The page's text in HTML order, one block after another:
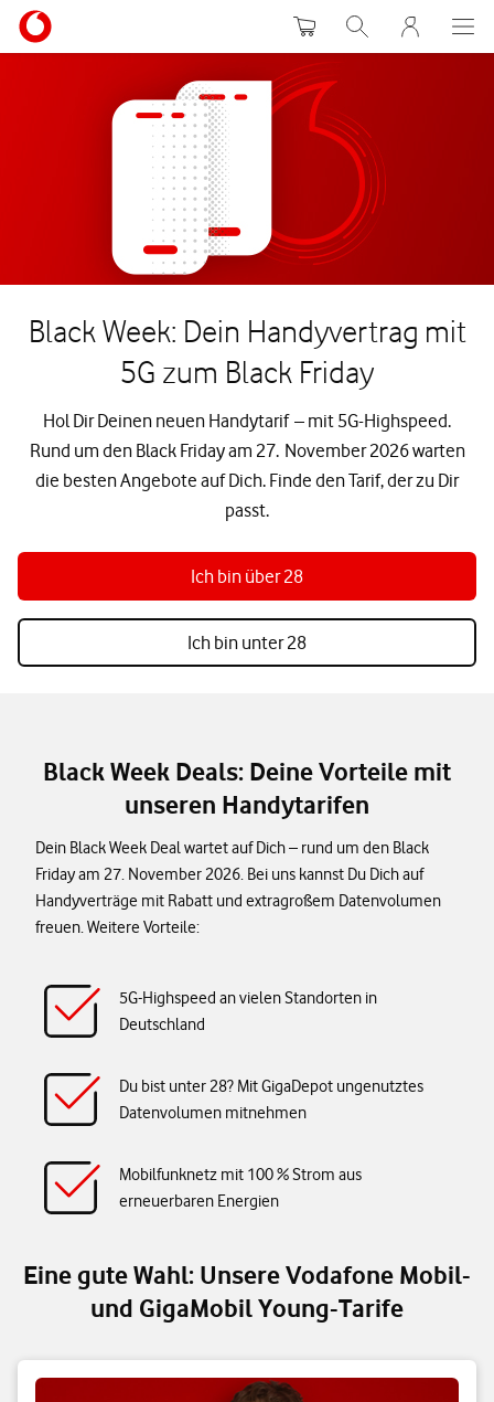
WarenkorbSuche MeinVodafone
Black Week: Dein Handyvertrag mit
5G zum Black Friday
Hol Dir Deinen neuen Handytarif – mit 5G-Highspeed.
Rund um den Black Friday am 27. November 2026 warten
die besten Angebote auf Dich. Finde den Tarif, der zu Dir
passt.
Ich bin über 28
Ich bin unter 28
Black Week Deals: Deine Vorteile mit
unseren Handytarifen
Dein Black Week Deal wartet auf Dich – rund um den Black
Friday am 27. November 2026. Bei uns kannst Du Dich auf
Handyverträge mit Rabatt und extragroßem Datenvolumen
freuen. Weitere Vorteile:
5G-Highspeed an vielen Standorten in
Deutschland
Du bist unter 28? Mit GigaDepot ungenutztes
Datenvolumen mitnehmen
Mobilfunknetz mit 100 % Strom aus
erneuerbaren Energien
Eine gute Wahl: Unsere Vodafone Mobil-
und GigaMobil Young-Tarife